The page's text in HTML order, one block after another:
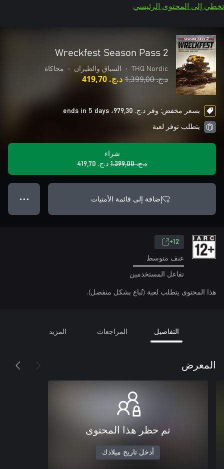
تخطي إلى المحتوى الرئيسي
Wreckfest Season Pass 2
THQ Nordic
• السباق والطيران • محاكاة
د.ج.‏ 1.399,00 د.ج.‏ 419,70
بسعر مخفض: وفر د.ج.‏ 979,30، ends in 5 days
يتطلب توفر لعبة
شراء
د.ج.‏ 1.399,00
د.ج.‏ 419,70
إضافة إلى قائمة الأمنيات ● ● ●
12+
عنف متوسط
تفاعل المستخدمين
هذا المحتوى يتطلب لعبة (تُباع بشكل منفصل).
التفاصيل المراجعات المزيد
المعرض
تم حظر هذا المحتوى
أدخل تاريخ ميلادك